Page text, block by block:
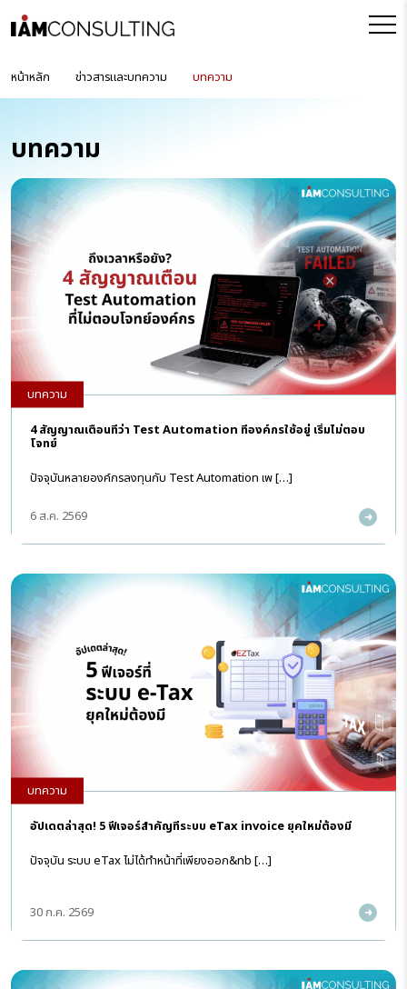
หน้าหลัก ข่าวสารและบทความ บทความ
บทความ
4 สัญญาณเตือนที่ว่า Test Automation ที่องค์กรใช้อยู่ เริ่มไม่ตอบ
โจทย์
ปัจจุบันหลายองค์กรลงทุนกับ Test Automation เพ […]
บทความ
6 ส.ค. 2569
อัปเดตล่าสุด! 5 ฟีเจอร์สำคัญที่ระบบ eTax invoice ยุคใหม่ต้องมี
ปัจจุบัน ระบบ eTax ไม่ได้ทำหน้าที่เพียงออก&nb […]
บทความ
30 ก.ค. 2569